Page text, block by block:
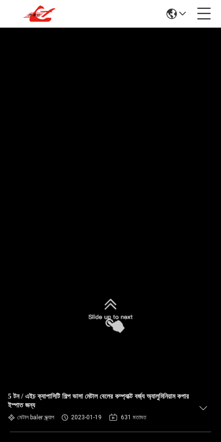
5 টন / এইচ ক্যাপাসিটি শিল্প ভাসা মেটাল বেলের কম্প্যাক্ট বর্জ্য অ্যালুমিনিয়াম কপার
ইস্পাত জন্য
মেটাল baler স্ক্র্যাপ 2023-01-19 631 মতামত